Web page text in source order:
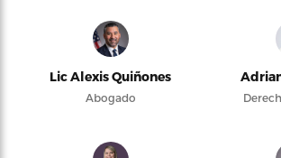
Lic Alexis Quiñones
Abogado